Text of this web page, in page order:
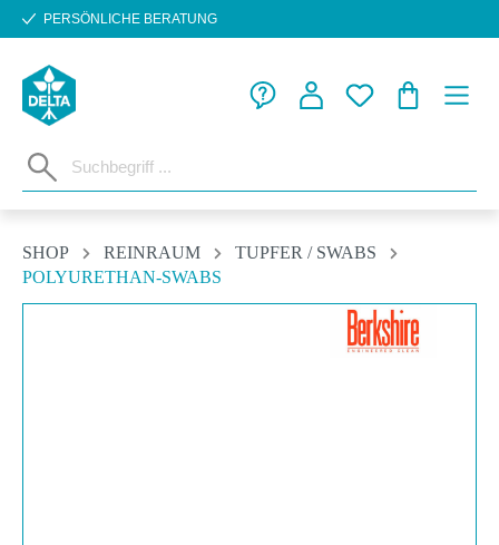
Zum Hauptinhalt springen
PERSÖNLICHE BERATUNG
SHOP REINRAUM
TUPFER / SWABS
POLYURETHAN-SWABS